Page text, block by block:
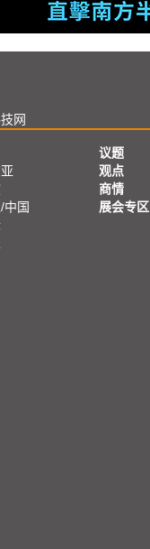
网
中国
议题
观点
商情
展会专区